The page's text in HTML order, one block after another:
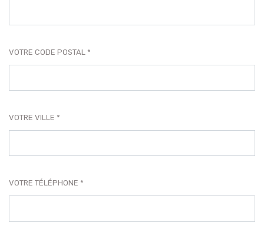
VOTRE CODE POSTAL
VOTRE VILLE
VOTRE TÉLÉPHONE